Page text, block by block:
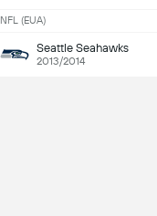
NFL (EUA)
Seattle Seahawks
2013/2014